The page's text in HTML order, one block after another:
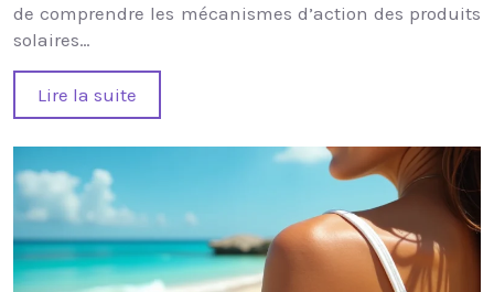
de comprendre les mécanismes d’action des produits
solaires…
Lire la suite